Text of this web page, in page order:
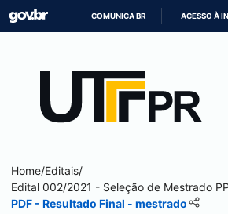
CONTEÚDO
COMUNICA BR ACESSO À
Home/Editais/
Edital 002/2021 - Seleção de Mestrado
PDF - Resultado Final - mestrado